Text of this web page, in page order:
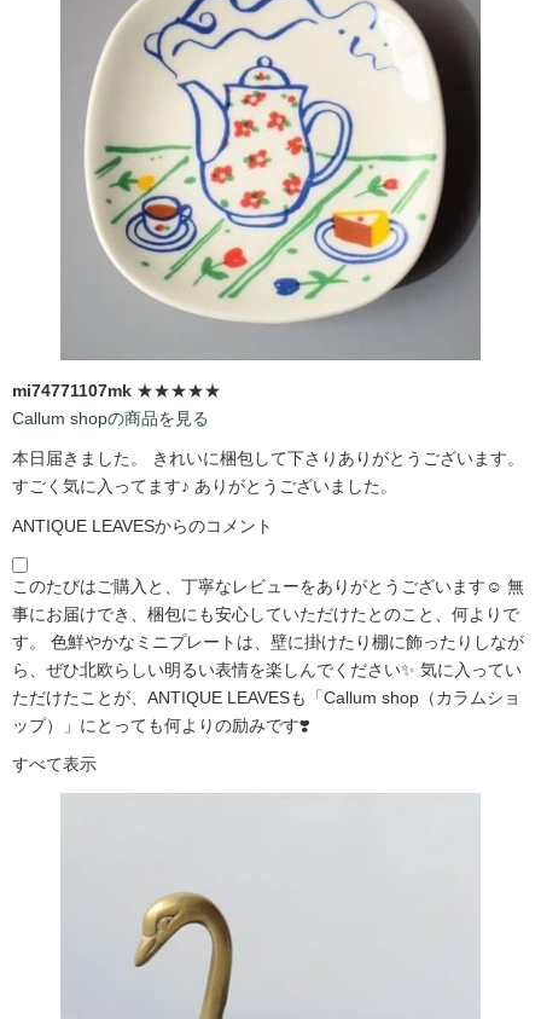
mi74771107mk ★★★★★
Callum shopの商品を見る
本日届きました。 きれいに梱包して下さりありがとうございます。
すごく気に入ってます♪ ありがとうございました。
ANTIQUE LEAVESからのコメント
このたびはご購入と、丁寧なレビューをありがとうございます☺️ 無
事にお届けでき、梱包にも安心していただけたとのこと、何よりで
す。 色鮮やかなミニプレートは、壁に掛けたり棚に飾ったりしなが
ら、ぜひ北欧らしい明るい表情を楽しんでください✨ 気に入ってい
ただけたことが、ANTIQUE LEAVESも「Callum shop（カラムショ
ップ）」にとっても何よりの励みです❣️
すべて表示